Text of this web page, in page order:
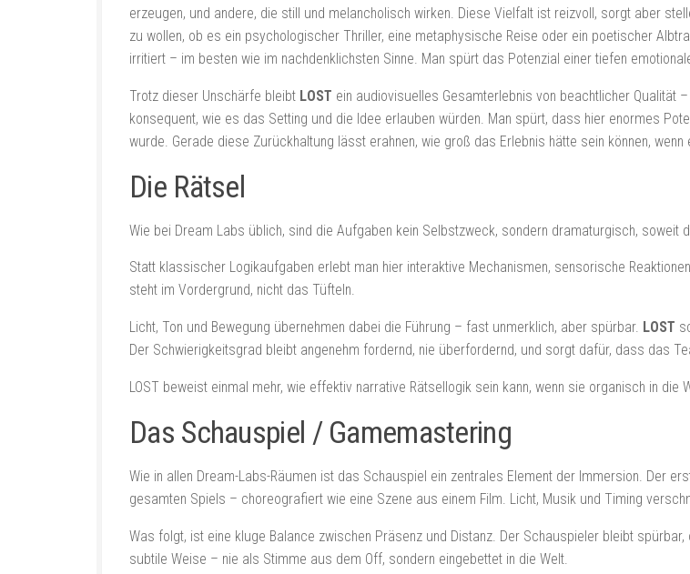
erzeugen, und andere, die still und melancholisch wirken. Diese Vielfalt ist reizvoll, sorgt aber
zu wollen, ob es ein psychologischer Thriller, eine metaphysische Reise oder ein poetischer
irritiert – im besten wie im nachdenklichsten Sinne. Man spürt das Potenzial einer tiefen
Trotz dieser Unschärfe bleibt LOST ein audiovisuelles Gesamterlebnis von beachtlicher Qualität
konsequent, wie es das Setting und die Idee erlauben würden. Man spürt, dass hier enormes
wurde. Gerade diese Zurückhaltung lässt erahnen, wie groß das Erlebnis hätte sein können,
Die Rätsel
Wie bei Dream Labs üblich, sind die Aufgaben kein Selbstzweck, sondern dramaturgisch, soweit
Statt klassischer Logikaufgaben erlebt man hier interaktive Mechanismen, sensorische
steht im Vordergrund, nicht das Tüfteln.
Licht, Ton und Bewegung übernehmen dabei die Führung – fast unmerklich, aber spürbar. LOST
Der Schwierigkeitsgrad bleibt angenehm fordernd, nie überfordernd, und sorgt dafür, dass das
LOST beweist einmal mehr, wie effektiv narrative Rätsellogik sein kann, wenn sie organisch in die
Das Schauspiel / Gamemastering
Wie in allen Dream-Labs-Räumen ist das Schauspiel ein zentrales Element der Immersion. Der
gesamten Spiels – choreografiert wie eine Szene aus einem Film. Licht, Musik und Timing
Was folgt, ist eine kluge Balance zwischen Präsenz und Distanz. Der Schauspieler bleibt
subtile Weise – nie als Stimme aus dem Off, sondern eingebettet in die Welt.